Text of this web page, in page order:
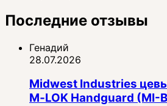
Последние отзывы
Генадий
28.07.2026
Midwest Industries
M‑LOK Handguard (MI-